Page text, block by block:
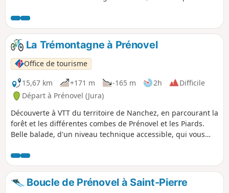
sentier de découverte sinuant au cœur de la tourbière et de
la réserve naturelle du bief de Nanchez.
La Trémontagne à Prénovel
Office de tourisme
15,67 km
+171 m -165 m 2h
Difficile
Départ à Prénovel (Jura)
Découverte à VTT du territoire de Nanchez, en parcourant la
forêt et les différentes combes de Prénovel et les Piards.
Belle balade, d'un niveau technique accessible, qui vous
terrain !
Boucle de Prénovel à Saint-Pierre